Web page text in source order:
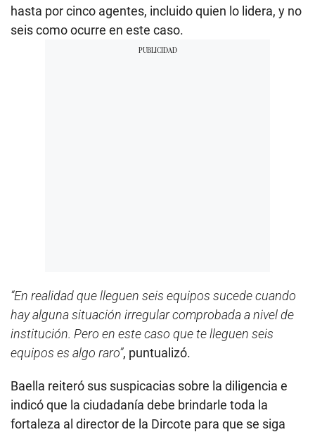
hasta por cinco agentes, incluido quien lo lidera, y no
seis como ocurre en este caso.
“En realidad que lleguen seis equipos sucede cuando
hay alguna situación irregular comprobada a nivel de
institución. Pero en este caso que te lleguen seis
equipos es algo raro”, puntualizó.
Baella reiteró sus suspicacias sobre la diligencia e
indicó que la ciudadanía debe brindarle toda la
fortaleza al director de la Dircote para que se siga